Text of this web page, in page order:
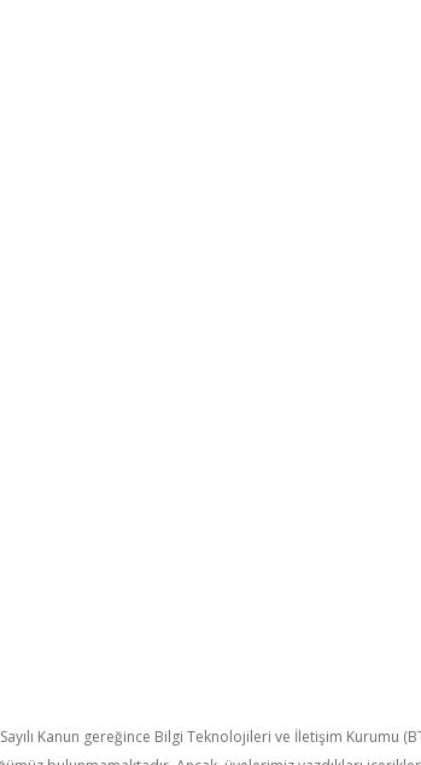
Kanun gereğince Bilgi Teknolojileri ve İletişim Kurumu